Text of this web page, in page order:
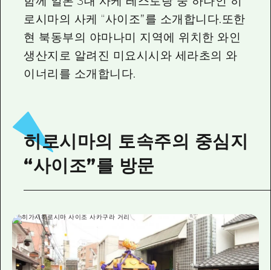
세계유산
배움과 체험
기준
역사/문화
미야지마(宮島) 주변
야마구치(山口)현 동부
빠른 여행
1박 2일
2박 3일
야마구치(山口)현 동부
에히메(愛媛)현
시마네(島根)현
보조 트래픽 요약
시설 혼잡 상황
히로시마 OMOTENASHI 패스
수하물 보관 및 배송 서비스
외국인 여행자용 거리 관광안내소
자원봉사 가이드
히로시마현내 매력을 동영상으로 소개!
재해가 발생했을 때의 교통 정보
뉴스
로시마의 사케 “사이조”를 소개합니다.또한
현 북동부의 야마나미 지역에 위치한 와인
생산지로 알려진 미요시시와 세라초의 와
이너리를 소개합니다.
히로시마의 토속주의 중심지
“사이조”를 방문